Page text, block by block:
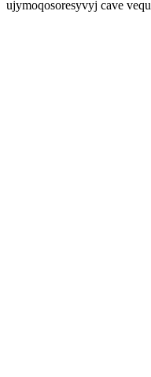
ujymoqosoresyvyj cave